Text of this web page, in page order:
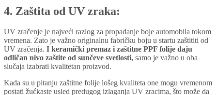
4. Zaštita od UV zraka:
UV zračenje je najveći razlog za propadanje boje automobila tokom
vremena. Zato je važno originalnu fabričku boju u startu zaštititi od
UV zračenja. I keramički premaz i zaštitne PPF folije daju
odličan nivo zaštite od sunčeve svetlosti, samo je važno u oba
slučaja izabrati kvalitetan proizvod.
Kada su u pitanju zaštitne folije lošeg kvaliteta one mogu vremenom
postati žućkaste usled predugog izlaganja UV zracima, što može da